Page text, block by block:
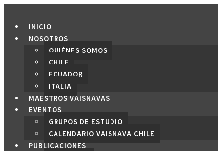
contenidoINICIO
NOSOTROS
QUIÉNES SOMOS
CHILE
ECUADOR
ITALIA
MAESTROS VAISNAVAS
EVENTOS
GRUPOS DE ESTUDIO
CALENDARIO VAISNAVA CHILE
PUBLICACIONES